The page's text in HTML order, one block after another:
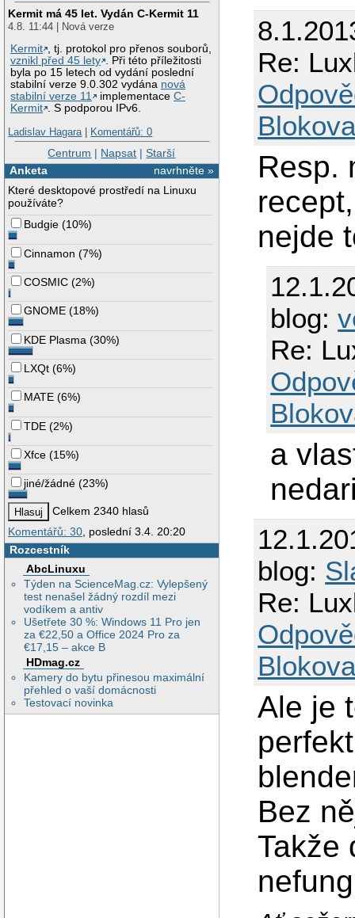
Kermit má 45 let. Vydán C-Kermit 11
4.8. 11:44 | Nová verze
Kermit , tj. protokol pro přenos souborů,
vznikl před 45 lety . Při této příležitosti
byla po 15 letech od vydání poslední
stabilní verze 9.0.302 vydána nová
stabilní verze 11
implementaceC-
Kermit . S podporou IPv6.
Ladislav Hagara| Komentářů: 0
Centrum | Napsat |Starší
navrhněte »
Anketa
Které desktopové prostředí na Linuxu
používáte?
Budgie (10%)
Cinnamon (7%)
COSMIC (2%)
GNOME (18%)
KDE Plasma (30%)
LXQt (6%)
MATE (6%)
TDE (2%)
Xfce (15%)
jiné/žádné (23%)
Celkem 2340 hlasů
Komentářů: 30 , poslední 3.4. 20:20
Rozcestník
AbcLinuxu
Týden na ScienceMag.cz: Vylepšený
test nenašel žádný rozdíl mezi
vodíkem a antiv
Ušetřete 30 %: Windows 11 Pro jen
za €22,50 a Office 2024 Pro za
€17,15 – akce B
HDmag.cz
Kamery do bytu přinesou maximální
přehled o vaší domácnosti
Testovací novinka
Re:
Resp.
nejde
blog:
Re:
a
blog:
Re:
Ale je
Bez
Takže